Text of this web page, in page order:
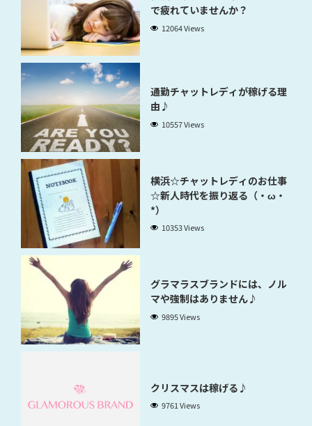
で疲れていませんか？
12064 Views
通勤チャットレディが稼げる理
由♪
10557 Views
横浜☆チャットレディのお仕事
☆新人時代を振り返る（・ω・
*）
10353 Views
グラマラスブランドには、ノル
マや強制はありません♪
9895 Views
クリスマスは稼げる♪
9761 Views